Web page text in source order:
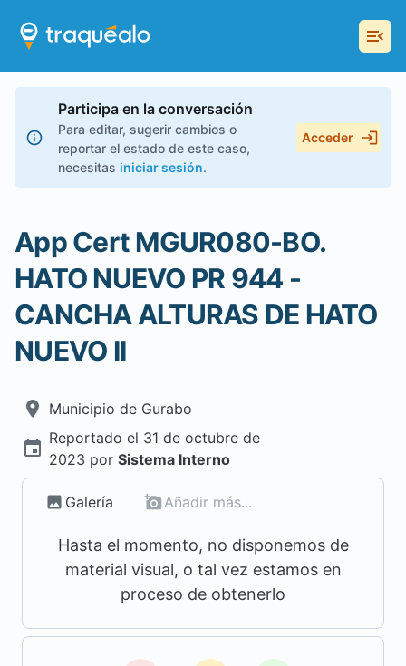
Participa en la conversación
Para editar, sugerir cambios o
reportar el estado de este caso,
necesitas iniciar sesión.
Acceder
App Cert MGUR080-BO.
HATO NUEVO PR 944 -
CANCHA ALTURAS DE HATO
NUEVO II
Municipio de Gurabo
Reportado el 31 de octubre de
2023 por Sistema Interno
Galería Añadir más...
Hasta el momento, no disponemos de
material visual, o tal vez estamos en
proceso de obtenerlo